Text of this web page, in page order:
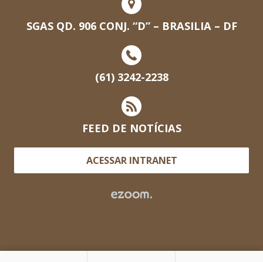
SGAS QD. 906 CONJ. “D” – BRASILIA – DF
(61) 3242-2238
FEED DE NOTÍCIAS
ACESSAR INTRANET